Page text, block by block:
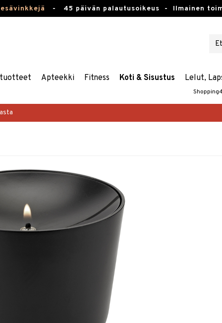
- 45 päivän palautusoikeus - Ilmainen
Apteekki Fitness Koti & Sisustus Lelut,